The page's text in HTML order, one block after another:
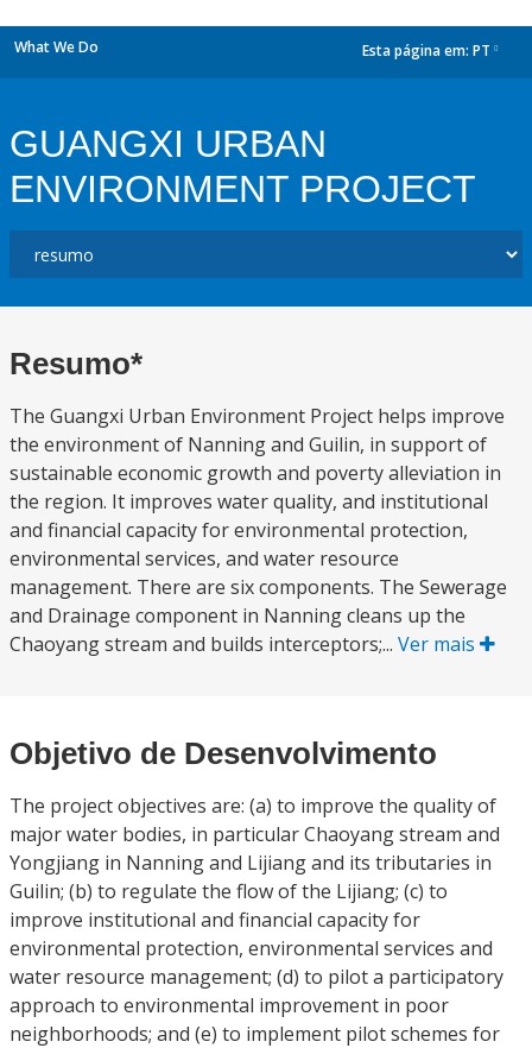
What We Do Esta página em: PT
GUANGXI URBAN
ENVIRONMENT PROJECT
Resumo*
The Guangxi Urban Environment Project helps improve
the environment of Nanning and Guilin, in support of
sustainable economic growth and poverty alleviation in
the region. It improves water quality, and institutional
and financial capacity for environmental protection,
environmental services, and water resource
management. There are six components. The Sewerage
and Drainage component in Nanning cleans up the
Chaoyang stream and builds interceptors;... Ver mais
Objetivo de Desenvolvimento
The project objectives are: (a) to improve the quality of
major water bodies, in particular Chaoyang stream and
Yongjiang in Nanning and Lijiang and its tributaries in
Guilin; (b) to regulate the flow of the Lijiang; (c) to
improve institutional and financial capacity for
environmental protection, environmental services and
water resource management; (d) to pilot a participatory
approach to environmental improvement in poor
neighborhoods; and (e) to implement pilot schemes for